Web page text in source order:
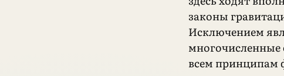
законы
Исключением
всем принципам